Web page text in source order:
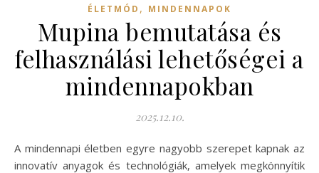
ÉLETMÓD , MINDENNAPOK
Mupina bemutatása és
felhasználási lehetőségei a
mindennapokban
2025.12.10.
A mindennapi életben egyre nagyobb szerepet kapnak az
innovatív anyagok és technológiák, amelyek megkönnyítik